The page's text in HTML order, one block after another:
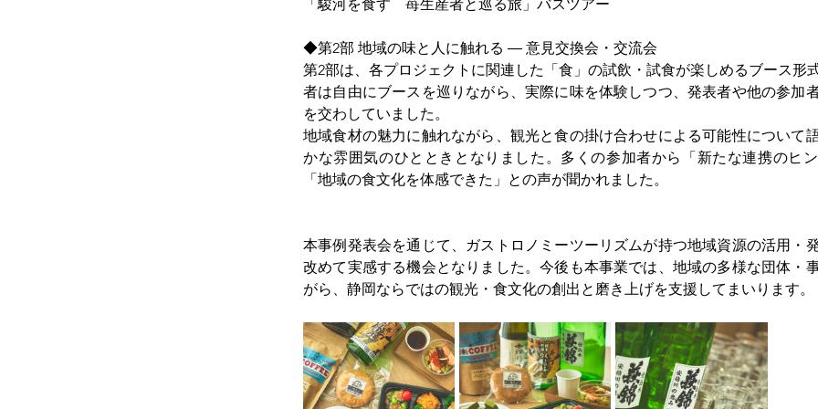
「駿河を食す　苺生産者と巡る旅」バスツアー
◆第2部 地域の味と人に触れる ― 意見交換会・交流会
第2部は、各プロジェクトに関連した「食」の試飲・試食が楽しめるブース形
者は自由にブースを巡りながら、実際に味を体験しつつ、発表者や他の参加
を交わしていました。
地域食材の魅力に触れながら、観光と食の掛け合わせによる可能性について
かな雰囲気のひとときとなりました。多くの参加者から「新たな連携のヒ
「地域の食文化を体感できた」との声が聞かれました。
本事例発表会を通じて、ガストロノミーツーリズムが持つ地域資源の活用・
改めて実感する機会となりました。今後も本事業では、地域の多様な団体・
がら、静岡ならではの観光・食文化の創出と磨き上げを支援してまいります。